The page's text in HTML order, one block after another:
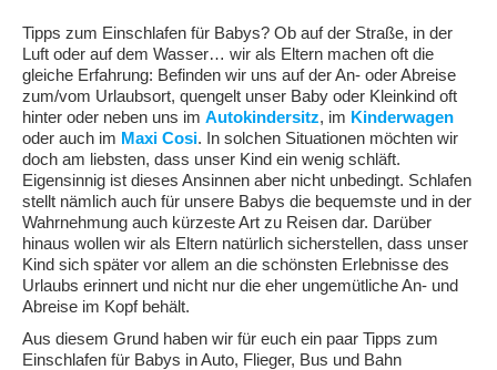
Tipps zum Einschlafen für Babys? Ob auf der Straße, in der
Luft oder auf dem Wasser… wir als Eltern machen oft die
gleiche Erfahrung: Befinden wir uns auf der An- oder Abreise
zum/vom Urlaubsort, quengelt unser Baby oder Kleinkind oft
hinter oder neben uns im Autokindersitz, im Kinderwagen
oder auch im Maxi Cosi. In solchen Situationen möchten wir
doch am liebsten, dass unser Kind ein wenig schläft.
Eigensinnig ist dieses Ansinnen aber nicht unbedingt. Schlafen
stellt nämlich auch für unsere Babys die bequemste und in der
Wahrnehmung auch kürzeste Art zu Reisen dar. Darüber
hinaus wollen wir als Eltern natürlich sicherstellen, dass unser
Kind sich später vor allem an die schönsten Erlebnisse des
Urlaubs erinnert und nicht nur die eher ungemütliche An- und
Abreise im Kopf behält.
Aus diesem Grund haben wir für euch ein paar Tipps zum
Einschlafen für Babys in Auto, Flieger, Bus und Bahn